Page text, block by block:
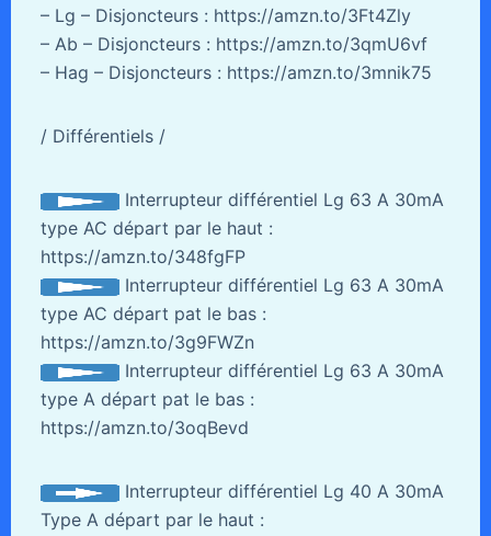
– Lg – Disjoncteurs : https://amzn.to/3Ft4Zly
– Ab – Disjoncteurs : https://amzn.to/3qmU6vf
– Hag – Disjoncteurs : https://amzn.to/3mnik75
/ Différentiels /
Interrupteur différentiel Lg 63 A 30mA
type AC départ par le haut :
https://amzn.to/348fgFP
Interrupteur différentiel Lg 63 A 30mA
type AC départ pat le bas :
https://amzn.to/3g9FWZn
Interrupteur différentiel Lg 63 A 30mA
type A départ pat le bas :
https://amzn.to/3oqBevd
Interrupteur différentiel Lg 40 A 30mA
Type A départ par le haut :